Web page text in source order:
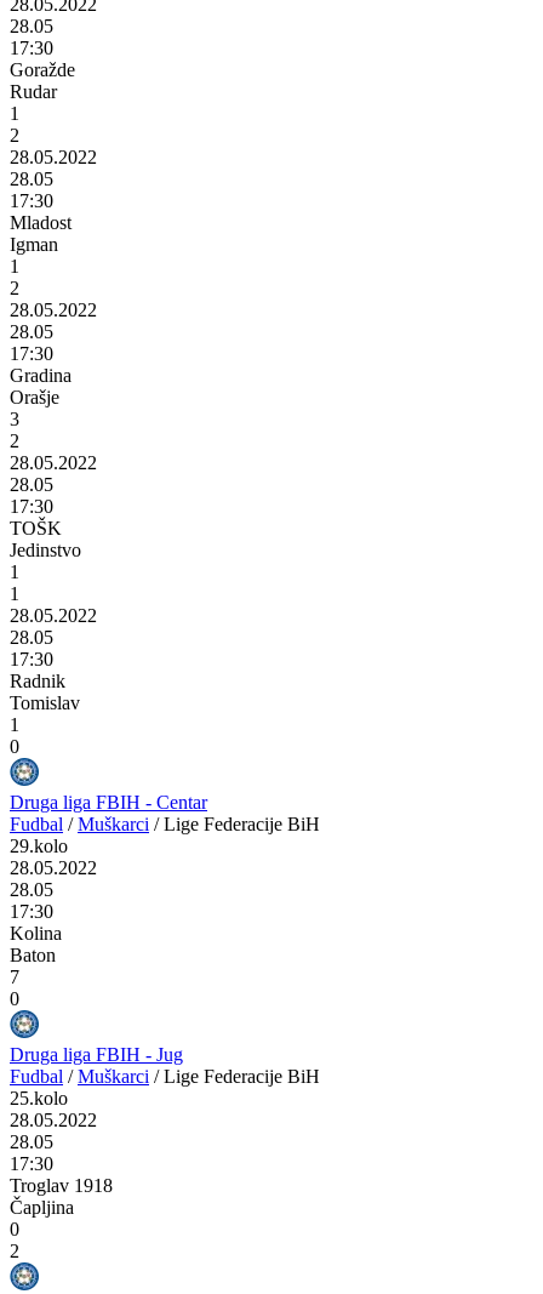
28.05
17:30
Goražde
Rudar
1
2
28.05.2022
28.05
17:30
Mladost
Igman
1
2
28.05.2022
28.05
17:30
Gradina
Orašje
3
2
28.05.2022
28.05
17:30
TOŠK
Jedinstvo
1
1
28.05.2022
28.05
17:30
Radnik
Tomislav
1
0
Druga liga FBIH - Centar
Fudbal / Muškarci / Lige Federacije BiH
29.kolo
28.05.2022
28.05
17:30
Kolina
Baton
7
0
Druga liga FBIH - Jug
Fudbal / Muškarci / Lige Federacije BiH
25.kolo
28.05.2022
28.05
17:30
Troglav 1918
Čapljina
0
2